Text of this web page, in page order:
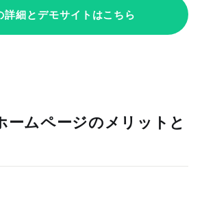
詳細とデモサイトはこちら
ムページのメリットと